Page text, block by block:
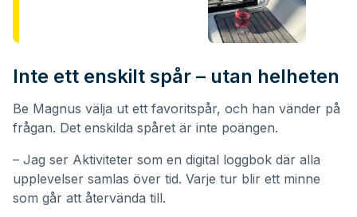
Inte ett enskilt spår – utan helheten
Be Magnus välja ut ett favoritspår, och han vänder på
frågan. Det enskilda spåret är inte poängen.
– Jag ser Aktiviteter som en digital loggbok där alla
upplevelser samlas över tid. Varje tur blir ett minne
som går att återvända till.